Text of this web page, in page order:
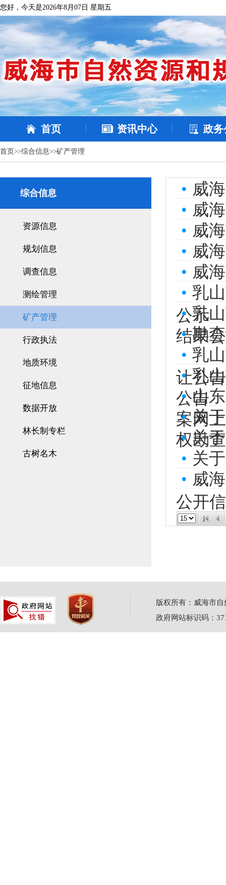
您好，今天是2026年8月07日 星期五
首页 资讯中心 政务
首页>>综合信息>>矿产管理
综合信息
资源信息
规划信息
调查信息
测绘管理
矿产管理
行政执法
地质环境
征地信息
数据开放
林长制专栏
古树名木
• 威
• 威
• 威
• 威
• 威
• 乳
公示
• 乳
结果
• 勘
• 乳
让公告
• 乳
公告
• 山
案网
• 关
权勘
• 关
• 关
• 威
公开
版权所有：威海市
政府网站标识码：